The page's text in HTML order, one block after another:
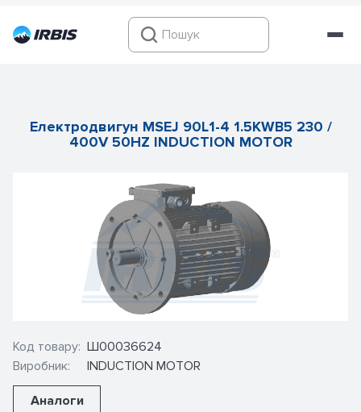
Електродвигун MSEJ 90L1-4 1.5KWB5 230 /
400V 50HZ INDUCTION MOTOR
Код товару:
Виробник:
Ш00036624
INDUCTION MOTOR
Аналоги